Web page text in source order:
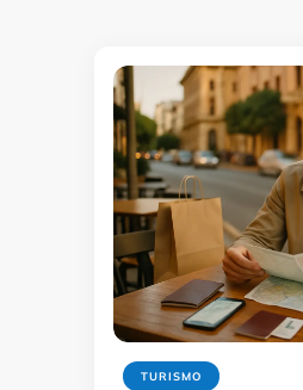
TURISMO